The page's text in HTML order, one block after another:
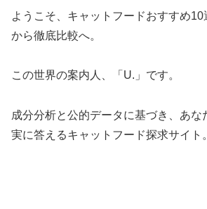
ようこそ、キャットフードおすすめ
から徹底比較へ。
この世界の案内人、「U.」です。
成分分析と公的データに基づき、あな
実に答えるキャットフード探求サイト。